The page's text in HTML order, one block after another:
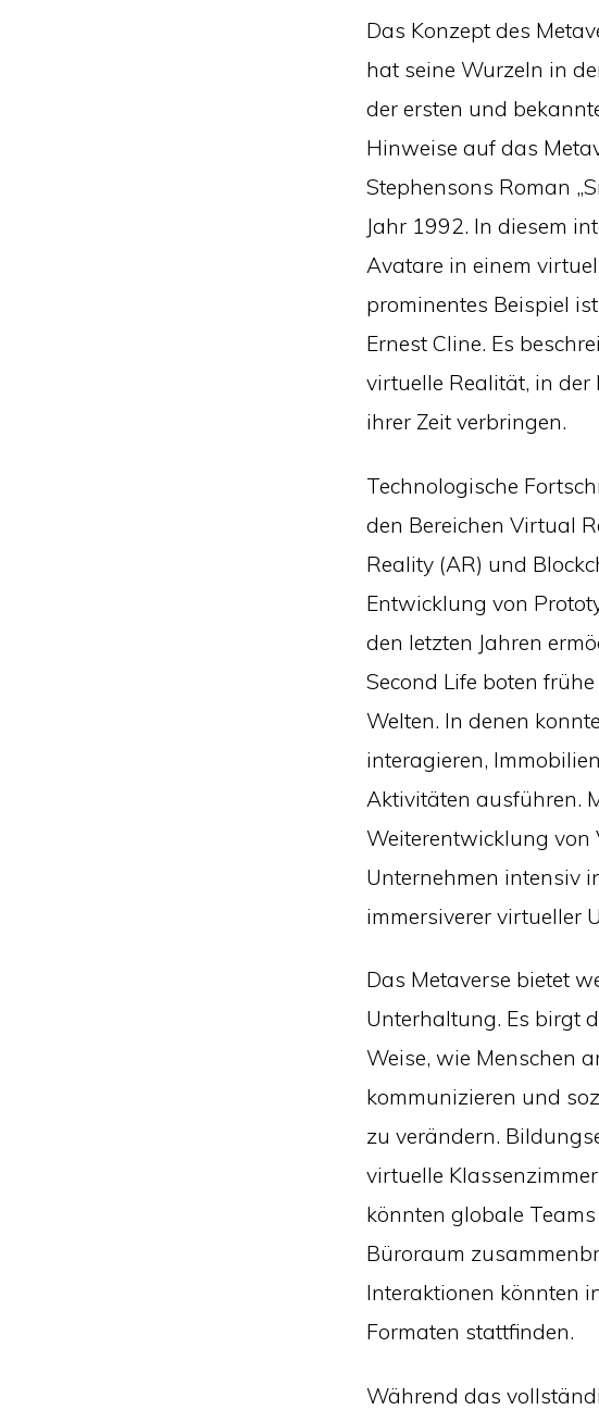
Das Konzept des
hat seine Wurzeln in
der ersten und
Hinweise auf das
Stephensons Roman
Jahr 1992. In diesem
Avatare in einem
prominentes Beispiel
Ernest Cline. Es
virtuelle Realität, in der
ihrer Zeit verbringen.
Technologische
den Bereichen Virtual
Reality (AR) und
Entwicklung von
den letzten Jahren
Second Life boten
Welten. In denen
interagieren,
Aktivitäten ausführen.
Weiterentwicklung von
Unternehmen intensiv
immersiverer virtueller
Das Metaverse bietet
Unterhaltung. Es birgt
Weise, wie Menschen
kommunizieren und
zu verändern.
virtuelle
könnten globale
Büroraum
Interaktionen könnten
Formaten stattfinden.
Während das